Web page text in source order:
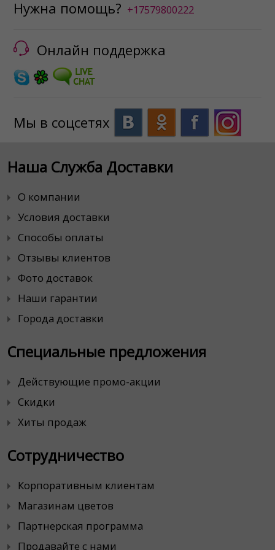
Нужна помощь? +17579800222
Онлайн поддержка
Мы в соцсетях
Наша Служба Доставки
О компании
Условия доставки
Способы оплаты
Отзывы клиентов
Фото доставок
Наши гарантии
Города доставки
Специальные предложения
Действующие промо-акции
Скидки
Хиты продаж
Сотрудничество
Корпоративным клиентам
Магазинам цветов
Партнерская программа
Продавайте с нами